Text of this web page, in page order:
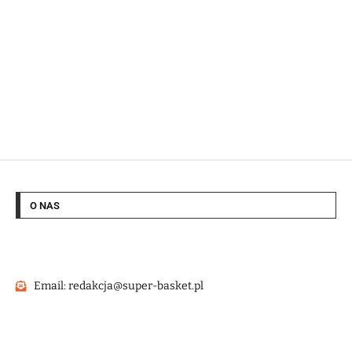
O NAS
Email: redakcja@super-basket.pl